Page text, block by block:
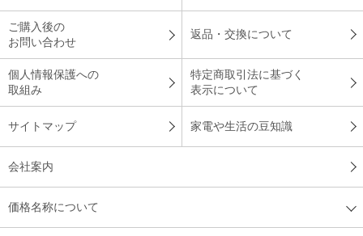
ご購入後の
お問い合わせ
返品・交換について
個人情報保護への
取組み
特定商取引法に基づく
表示について
サイトマップ 家電や生活の豆知識
会社案内
価格名称について